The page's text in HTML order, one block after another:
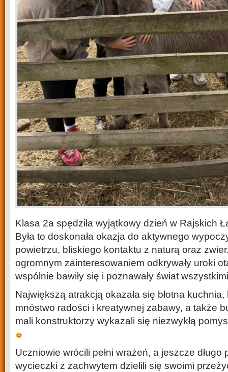
Klasa 2a spędziła wyjątkowy dzień w Rajskich
Była to doskonała okazja do aktywnego
powietrzu, bliskiego kontaktu z naturą oraz
ogromnym zainteresowaniem odkrywały uroki
wspólnie bawiły się i poznawały świat
Największą atrakcją okazała się błotna kuchnia,
mnóstwo radości i kreatywnej zabawy, a także
mali konstruktorzy wykazali się niezwykłą
Uczniowie wrócili pełni wrażeń, a jeszcze długo
wycieczki z zachwytem dzielili się swoimi